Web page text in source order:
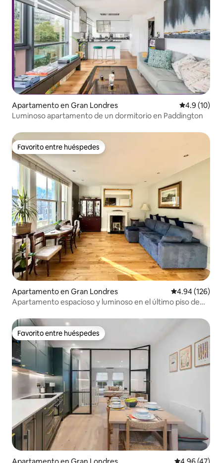
Apartamento en Gran Londres Calificación
4.9 (10)
Luminoso apartamento de un dormitorio en Paddington
Favorito entre huéspedes
Favorito entre huéspedes
Apartamento en Gran Londres Calificación
4.94 (126)
Apartamento espacioso y luminoso en el último piso de
Favorito entre huéspedes
Favorito entre huéspedes